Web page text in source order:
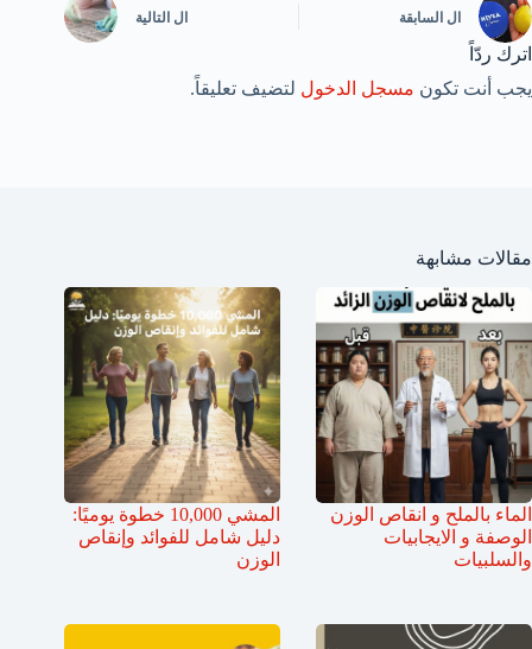
ال السابقة ال التالية
اترك ردّاً
يجب أنت تكون مسجل الدخول لتضيف تعليقاً.
مقالات مشابهة
الماء بالملح و انقاص الوزن
الوصفة و الايجابيات
والسلبيات
المشي 10,000 خطوة يوميًا:
دليل شامل للفوائد وإنقاص
الوزن